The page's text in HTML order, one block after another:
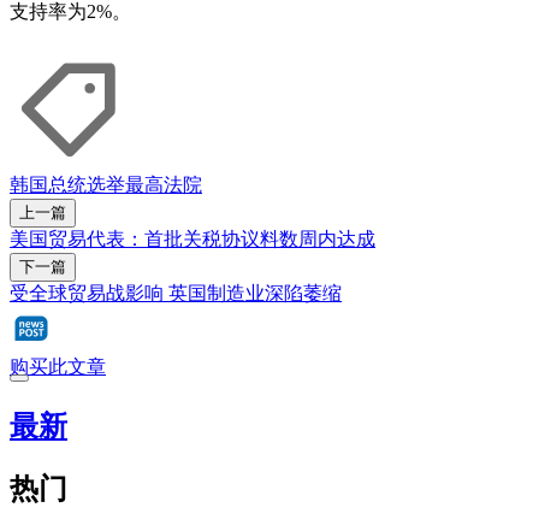
支持率为2%。
韩国总统选举最高法院
上一篇
美国贸易代表：首批关税协议料数周内达成
下一篇
受全球贸易战影响 英国制造业深陷萎缩
购买此文章
最新
热门